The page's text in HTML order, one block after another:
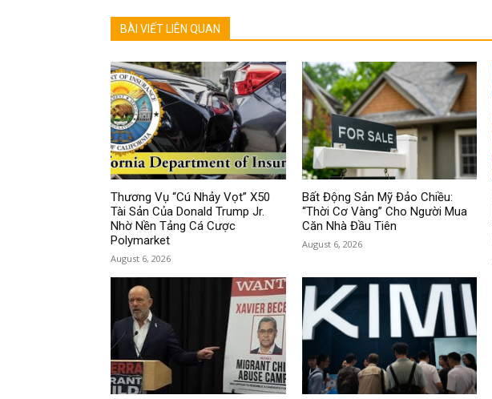
BÀI VIẾT LIÊN QUAN
Thương Vụ “Cú Nhảy Vọt” X50
Tài Sản Của Donald Trump Jr.
Nhờ Nền Tảng Cá Cược
Polymarket
August 6, 2026
Bất Động Sản Mỹ Đảo Chiều:
“Thời Cơ Vàng” Cho Người Mua
Căn Nhà Đầu Tiên
August 6, 2026